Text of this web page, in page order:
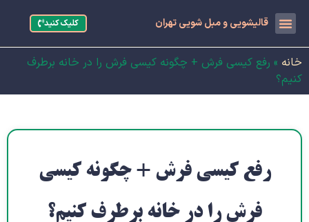
قالیشویی و مبل شویی تهران کلیک کنید
خانه » رفع کیسی فرش + چگونه کیسی فرش را در خانه برطرف
کنیم؟
رفع کیسی فرش + چگونه کیسی
فرش را در خانه برطرف کنیم؟